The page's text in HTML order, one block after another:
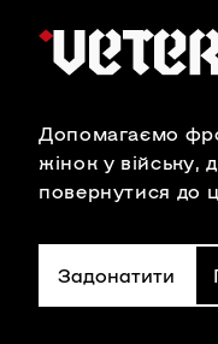
Допомагаємо
жінок у війську,
повернутися до
Задонатити